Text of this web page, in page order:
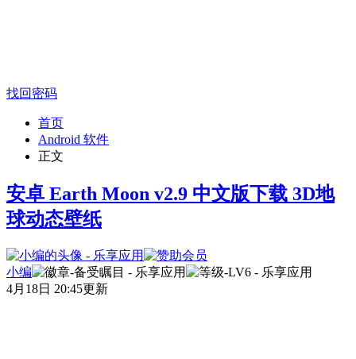
找回密码
首页
Android 软件
正文
安卓 Earth Moon v2.9 中文版下载 3D地
球动态壁纸
小编
4月18日 20:45更新